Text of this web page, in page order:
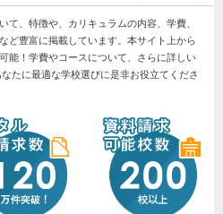
て、特徴や、カリキュラムの内容、学費、
ど豊富に掲載しています。本サイト上から
能！学費やコースについて、さらに詳しい
たに最適な学校選びに是非お役立てくださ